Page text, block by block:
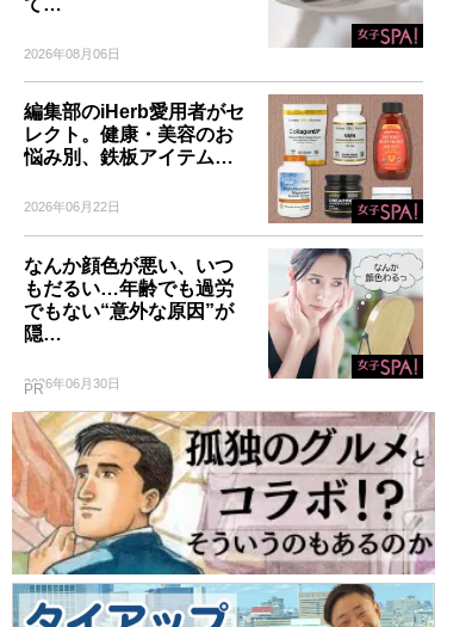
記事一覧へ
て…
2026年08月06日
編集部のiHerb愛用者がセ
レクト。健康・美容のお
悩み別、鉄板アイテム…
2026年06月22日
なんか顔色が悪い、いつ
もだるい…年齢でも過労
でもない“意外な原因”が
隠…
2026年06月30日
PR